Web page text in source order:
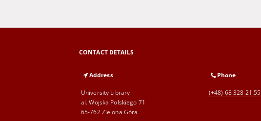
CONTACT DETAILS
Address
University Library
al. Wojska Polskiego 71
65-762 Zielona Góra
Phone
(+48) 68 328 21 55